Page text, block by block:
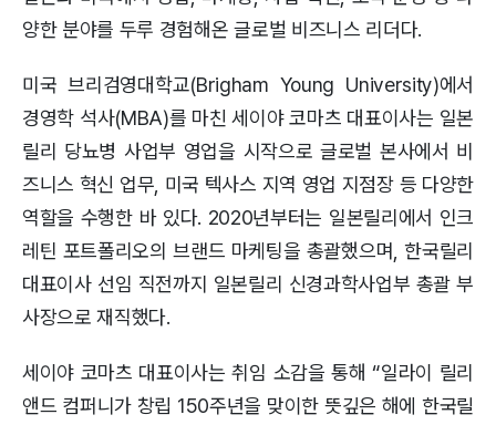
양한 분야를 두루 경험해온 글로벌 비즈니스 리더다.
미국 브리검영대학교(Brigham Young University)에서
경영학 석사(MBA)를 마친 세이야 코마츠 대표이사는 일본
릴리 당뇨병 사업부 영업을 시작으로 글로벌 본사에서 비
즈니스 혁신 업무, 미국 텍사스 지역 영업 지점장 등 다양한
역할을 수행한 바 있다. 2020년부터는 일본릴리에서 인크
레틴 포트폴리오의 브랜드 마케팅을 총괄했으며, 한국릴리
대표이사 선임 직전까지 일본릴리 신경과학사업부 총괄 부
사장으로 재직했다.
세이야 코마츠 대표이사는 취임 소감을 통해 “일라이 릴리
앤드 컴퍼니가 창립 150주년을 맞이한 뜻깊은 해에 한국릴